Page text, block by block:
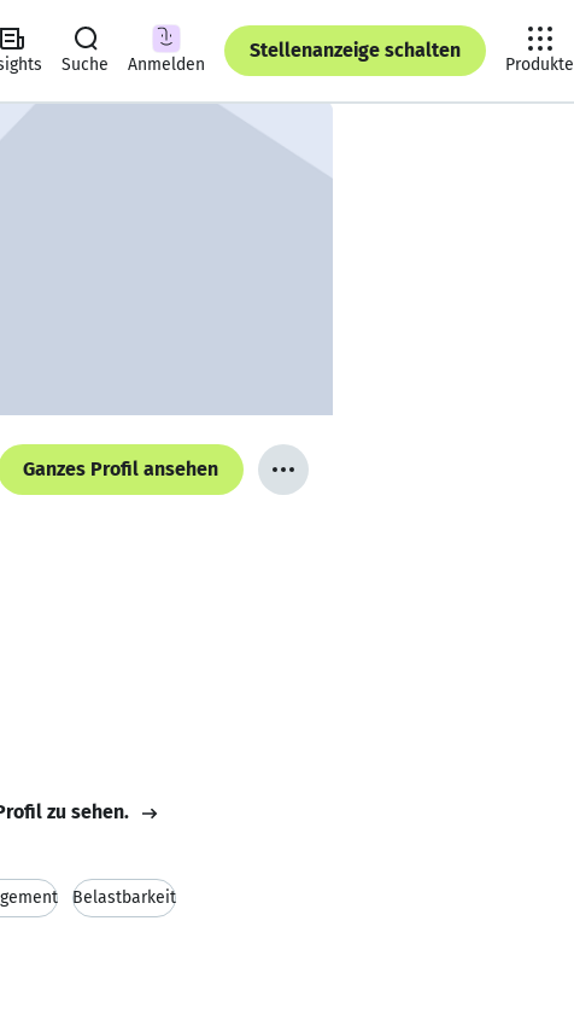
Suche Anmelden
Stellenanzeige schalten
Produkte
Ganzes Profil ansehen
zu sehen.
Belastbarkeit